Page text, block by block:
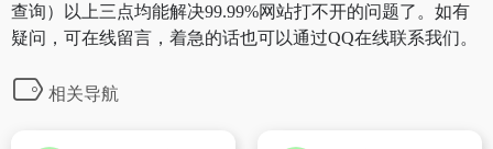
查询）以上三点均能解决99.99%网站打不开的问题了。如有
疑问，可在线留言，着急的话也可以通过QQ在线联系我们。
相关导航